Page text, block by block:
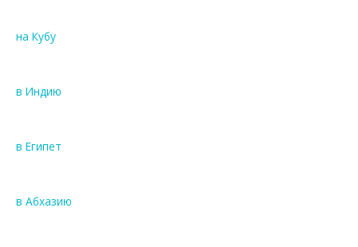
на Кубу
в Индию
в Египет
в Абхазию